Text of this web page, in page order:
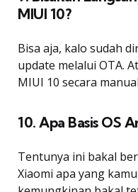
MIUI 10?
Bisa aja, kalo sudah
update melalui OTA.
MIUI 10 secara
10. Apa Basis OS
Tentunya ini bakal
Xiaomi apa yang